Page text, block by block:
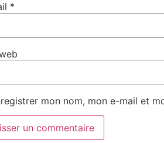
*
mon nom, mon e-mail et